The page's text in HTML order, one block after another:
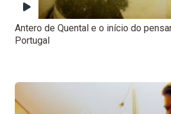
Antero de Quental e o início do
Portugal